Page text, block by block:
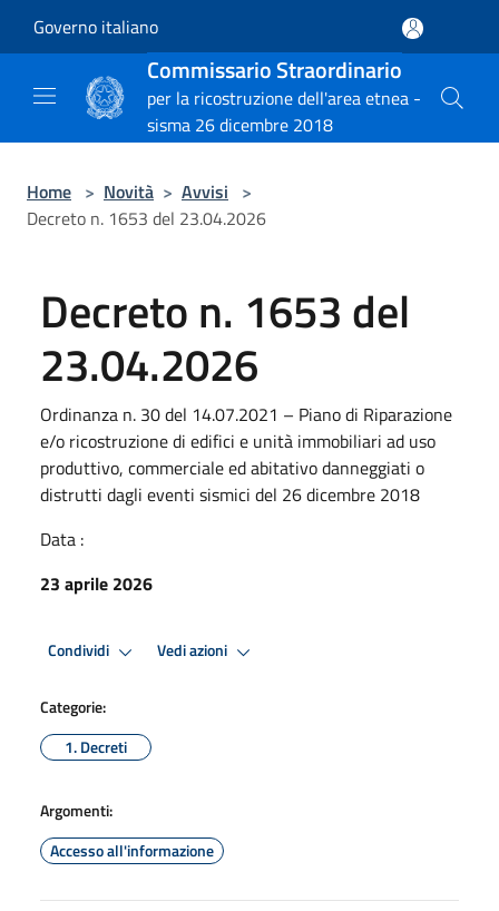
Governo italiano
Commissario Straordinario
per la ricostruzione dell'area etnea -
sisma 26 dicembre 2018
Home > Novità > Avvisi >
Decreto n. 1653 del 23.04.2026
Decreto n. 1653 del
23.04.2026
Ordinanza n. 30 del 14.07.2021 – Piano di Riparazione
e/o ricostruzione di edifici e unità immobiliari ad uso
produttivo, commerciale ed abitativo danneggiati o
distrutti dagli eventi sismici del 26 dicembre 2018
Data :
23 aprile 2026
Condividi Vedi azioni
Categorie:
1. Decreti
Argomenti:
Accesso all'informazione